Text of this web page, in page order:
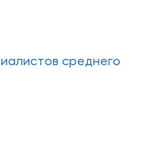
среднего